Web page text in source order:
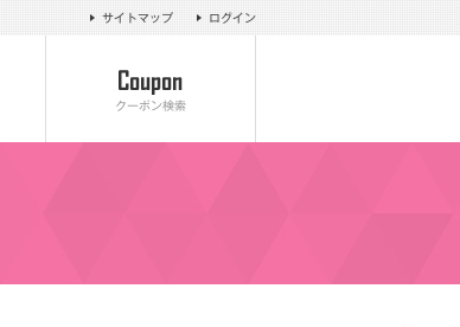
ログイン
サイトマップ
クーポン検索